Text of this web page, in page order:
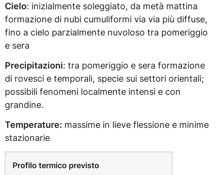
Cielo: inizialmente soleggiato, da metà mattina
formazione di nubi cumuliformi via via più diffuse,
fino a cielo parzialmente nuvoloso tra pomeriggio
e sera
Precipitazioni: tra pomeriggio e sera formazione
di rovesci e temporali, specie sui settori orientali;
possibili fenomeni localmente intensi e con
grandine.
Temperature: massime in lieve flessione e minime
stazionarie
Profilo termico previsto